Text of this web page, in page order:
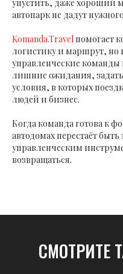
упустить, даже хороший
автопарк не дадут
Komanda.Travel помогает
логистику и маршрут, но
управленческие команды
лишние ожидания,
условия, в которых
людей и бизнес.
Когда команда готова к
автодомах перестаёт
управленческим
возвращаться.
СМОТРИТЕ